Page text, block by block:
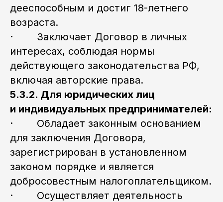
дееспособным и достиг 18-летнего
возраста.
· Заключает Договор в личных
интересах, соблюдая нормы
действующего законодательства РФ,
включая авторские права.
5.3.2. Для юридических лиц
и индивидуальных предпринимателей:
· Обладает законным основанием
для заключения Договора,
зарегистрирован в установленном
законом порядке и является
добросовестным налогоплательщиком.
· Осуществляет деятельность